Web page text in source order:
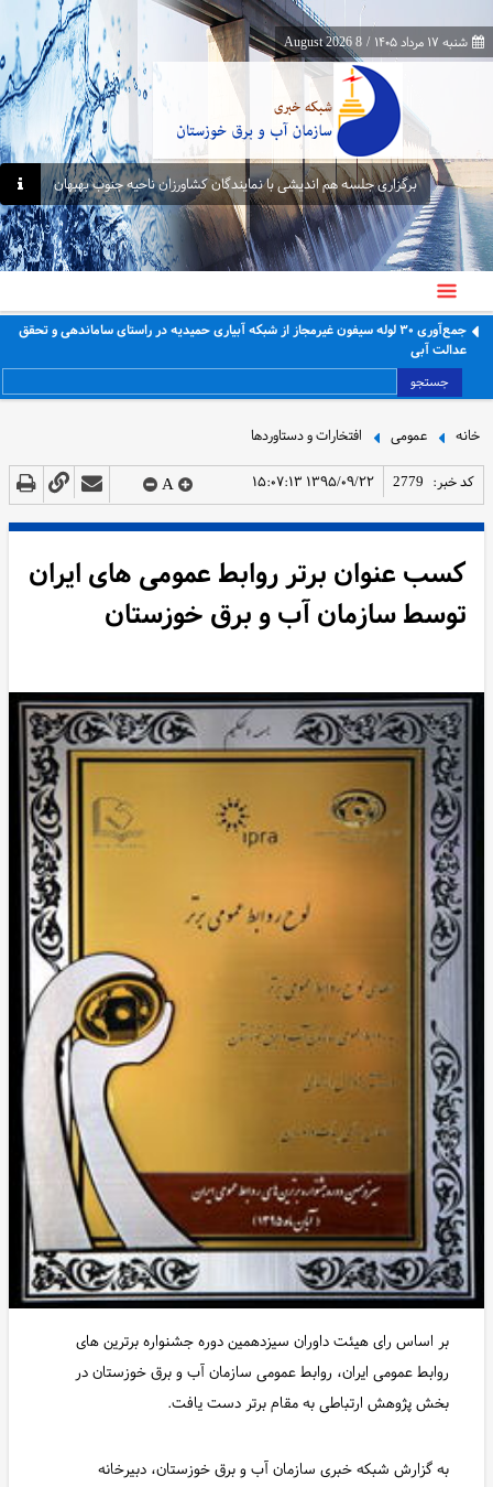
شنبه ۱۷ مرداد ۱۴۰۵ /
8 August 2026
برگزاری جلسه هم اندیشی با نمایندگان کشاورزان ناحیه جنوب بهبهان
جمع‌آوری ۳۰ لوله سیفون غیرمجاز از شبکه آبیاری حمیدیه در راستای ساماندهی و تحقق
عدالت آبی
جستجو
خانه عمومی افتخارات و دستاوردها
کد خبر: 2779 ۱۳۹۵/۰۹/۲۲ ۱۵:۰۷:۱۳ A
کسب عنوان برتر روابط عمومی های ایران
توسط سازمان آب و برق خوزستان
بر اساس رای هیئت داوران سیزدهمین دوره جشنواره برترین های
روابط عمومی ایران، روابط عمومی سازمان آب و برق خوزستان در
بخش پژوهش ارتباطی به مقام برتر دست یافت.
به گزارش شبکه خبری سازمان آب و برق خوزستان، دبیرخانه